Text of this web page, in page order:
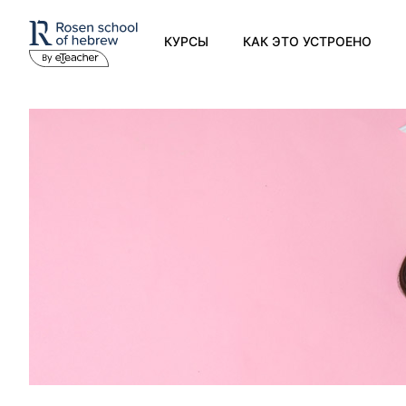
КУРСЫ КАК ЭТО УСТРОЕНО